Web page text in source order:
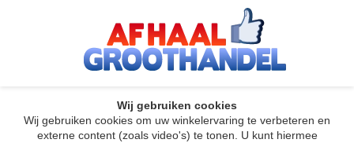
Wij gebruiken cookies
Wij gebruiken cookies om uw winkelervaring te verbeteren en
externe content (zoals video's) te tonen. U kunt hiermee